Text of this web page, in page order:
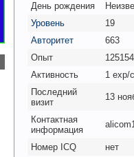
День рождения
Уровень
19
Авторитет
663
Опыт
Активность
1 exp/
Последний
визит
13
Контактная
информация
Номер ICQ
нет